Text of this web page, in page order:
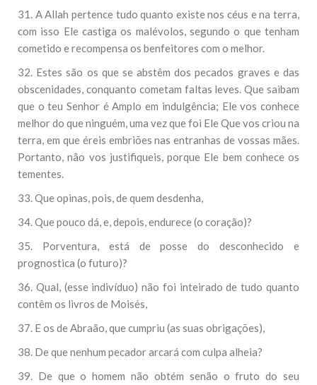
31. A Allah pertence tudo quanto existe nos céus e na terra,
com isso Ele castiga os malévolos, segundo o que tenham
cometido e recompensa os benfeitores com o melhor.
32. Estes são os que se abstêm dos pecados graves e das
obscenidades, conquanto cometam faltas leves. Que saibam
que o teu Senhor é Amplo em indulgência; Ele vos conhece
melhor do que ninguém, uma vez que foi Ele Que vos criou na
terra, em que éreis embriões nas entranhas de vossas mães.
Portanto, não vos justifiqueis, porque Ele bem conhece os
tementes.
33. Que opinas, pois, de quem desdenha,
34. Que pouco dá, e, depois, endurece (o coração)?
35. Porventura, está de posse do desconhecido e
prognostica (o futuro)?
36. Qual, (esse indivíduo) não foi inteirado de tudo quanto
contêm os livros de Moisés,
37. E os de Abraão, que cumpriu (as suas obrigações),
38. De que nenhum pecador arcará com culpa alheia?
39. De que o homem não obtém senão o fruto do seu